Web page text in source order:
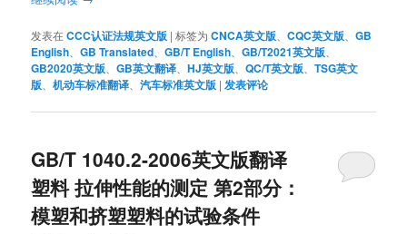
发表在CCC认证法规英文版 |标签为 CNCA英文版 、CQC英文版 、GB
English 、GB Translated 、GB/T English 、GB/T2021英文版
GB2020英文版 、GB英文翻译 、HJ英文版 、QC/T英文版 、TSG英文
版 、机动车标准翻译 、汽车标准英文版 | 发表评论
GB/T 1040.2-2006英文版翻译
塑料 拉伸性能的测定 第2部分：
模塑和挤塑塑料的试验条件